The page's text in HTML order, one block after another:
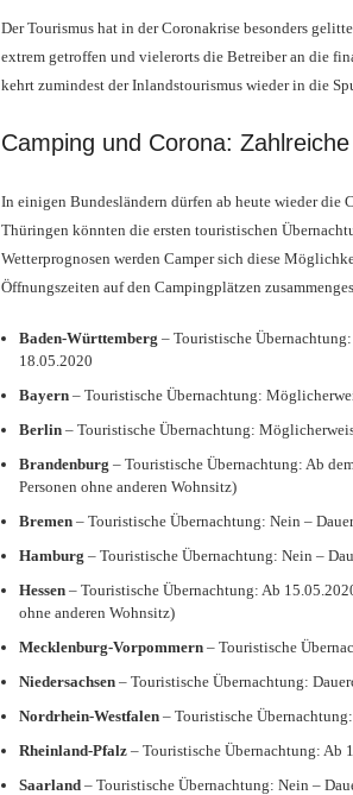
Der Tourismus hat in der Coronakrise besonders
extrem getroffen und vielerorts die Betreiber an die
kehrt zumindest der Inlandstourismus wieder in die
Camping und Corona:
In einigen Bundesländern dürfen ab heute wieder die
Thüringen könnten die ersten touristischen
Wetterprognosen werden Camper sich diese
Öffnungszeiten auf den Campingplätzen
Baden-Württemberg – Touristische
18.05.2020
Bayern – Touristische Übernachtung:
Berlin – Touristische Übernachtung:
Brandenburg – Touristische Übernachtung: Ab
Personen ohne anderen Wohnsitz)
Bremen – Touristische Übernachtung: Nein –
Hamburg – Touristische Übernachtung: Nein –
Hessen – Touristische Übernachtung: Ab
ohne anderen Wohnsitz)
Mecklenburg-Vorpommern – Touristische
Niedersachsen – Touristische Übernachtung:
Nordrhein-Westfalen – Touristische
Rheinland-Pfalz – Touristische Übernachtung: Ab
Saarland – Touristische Übernachtung: Nein –